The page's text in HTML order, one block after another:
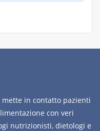
in contatto pazienti
con veri
nutrizionisti, dietologi e